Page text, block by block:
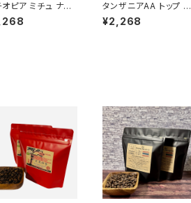
ピア ミチュ ナチ
ル 150g
タンザニアAA トップ イ
エンガ 150g
¥2,268